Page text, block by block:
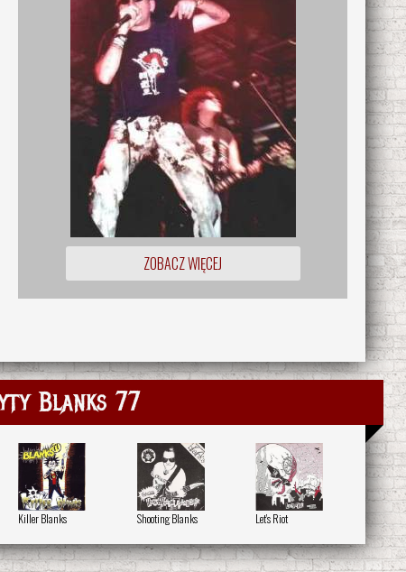
ZOBACZ WIĘCEJ
Blanks 77
Killer Blanks Shooting Blanks Let's Riot